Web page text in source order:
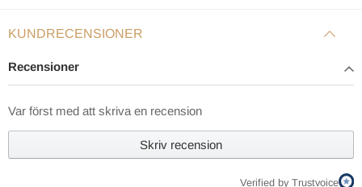
KUNDRECENSIONER
Recensioner
Var först med att skriva en recension
Skriv recension
Verified by Trustvoice